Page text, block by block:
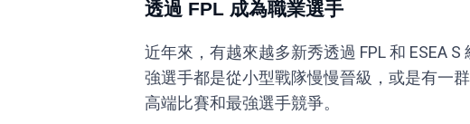
透過 FPL 成為職業選手
近年來，有越來越多新秀透過 FPL 和 ESEA
強選手都是從小型戰隊慢慢晉級，或是有一
高端比賽和最強選手競爭。